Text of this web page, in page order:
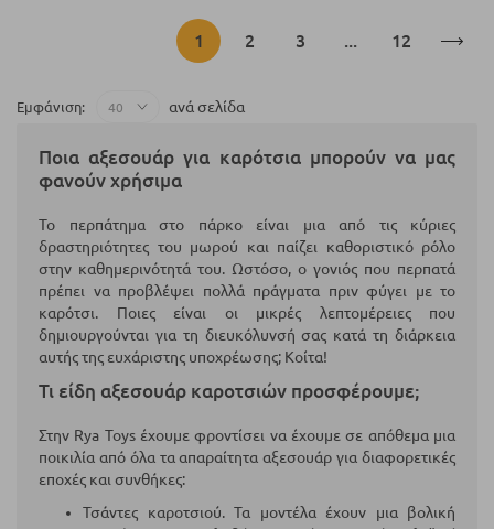
Διαβάζετε
στιγμή
σελίδα
1 Σελίδα
2 Σελίδα
3 ... Σελίδα
12
Εμφάνιση ανά σελίδα
Ποια αξεσουάρ για καρότσια μπορούν να μας
φανούν χρήσιμα
Το περπάτημα στο πάρκο είναι μια από τις κύριες
δραστηριότητες του μωρού και παίζει καθοριστικό ρόλο
στην καθημερινότητά του. Ωστόσο, ο γονιός που περπατά
πρέπει να προβλέψει πολλά πράγματα πριν φύγει με το
καρότσι. Ποιες είναι οι μικρές λεπτομέρειες που
δημιουργούνται για τη διευκόλυνσή σας κατά τη διάρκεια
αυτής της ευχάριστης υποχρέωσης; Κοίτα!
Τι είδη αξεσουάρ καροτσιών προσφέρουμε;
Στην Rya Toys έχουμε φροντίσει να έχουμε σε απόθεμα μια
ποικιλία από όλα τα απαραίτητα αξεσουάρ για διαφορετικές
εποχές και συνθήκες:
Τσάντες καροτσιού. Τα μοντέλα έχουν μια βολική